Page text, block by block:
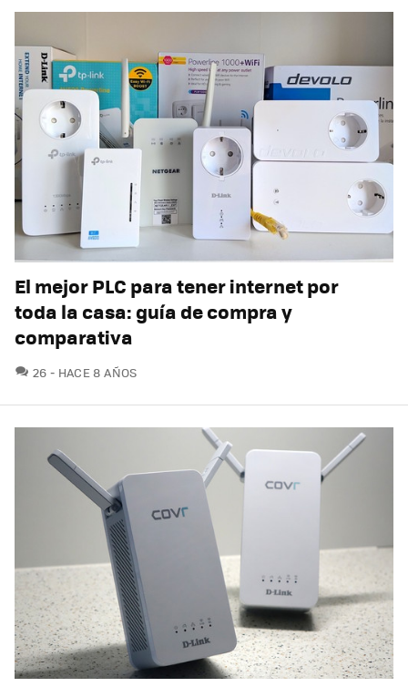
El mejor PLC para tener internet por
toda la casa: guía de compra y
comparativa
26 COMENTARIOS
HACE 8 AÑOS